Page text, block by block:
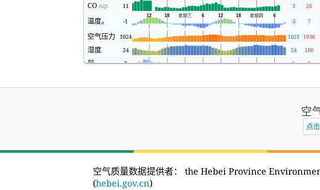
CO AQI 11 3 26
温度。 -1 -5 7
空气压力 1024 1021 1036
湿度 24 24 100
风 7 1 7
空
点
空气质量数据提供者：
the Hebei Province
(hebei.gov.cn)